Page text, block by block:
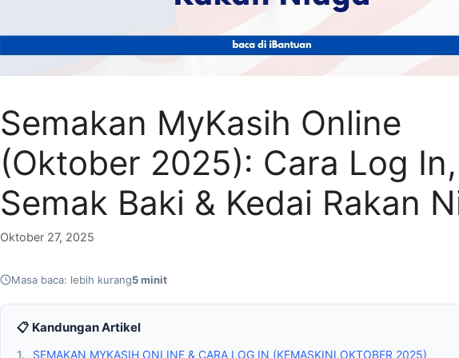
Semakan MyKasih Online
(Oktober 2025): Cara Log In,
Semak Baki & Kedai Rakan
Oktober 27, 2025
Masa baca: lebih kurang5 minit
📋 Kandungan Artikel
1. SEMAKAN MYKASIH ONLINE & CARA LOG IN (KEMASKINI OKTOBER 2025)